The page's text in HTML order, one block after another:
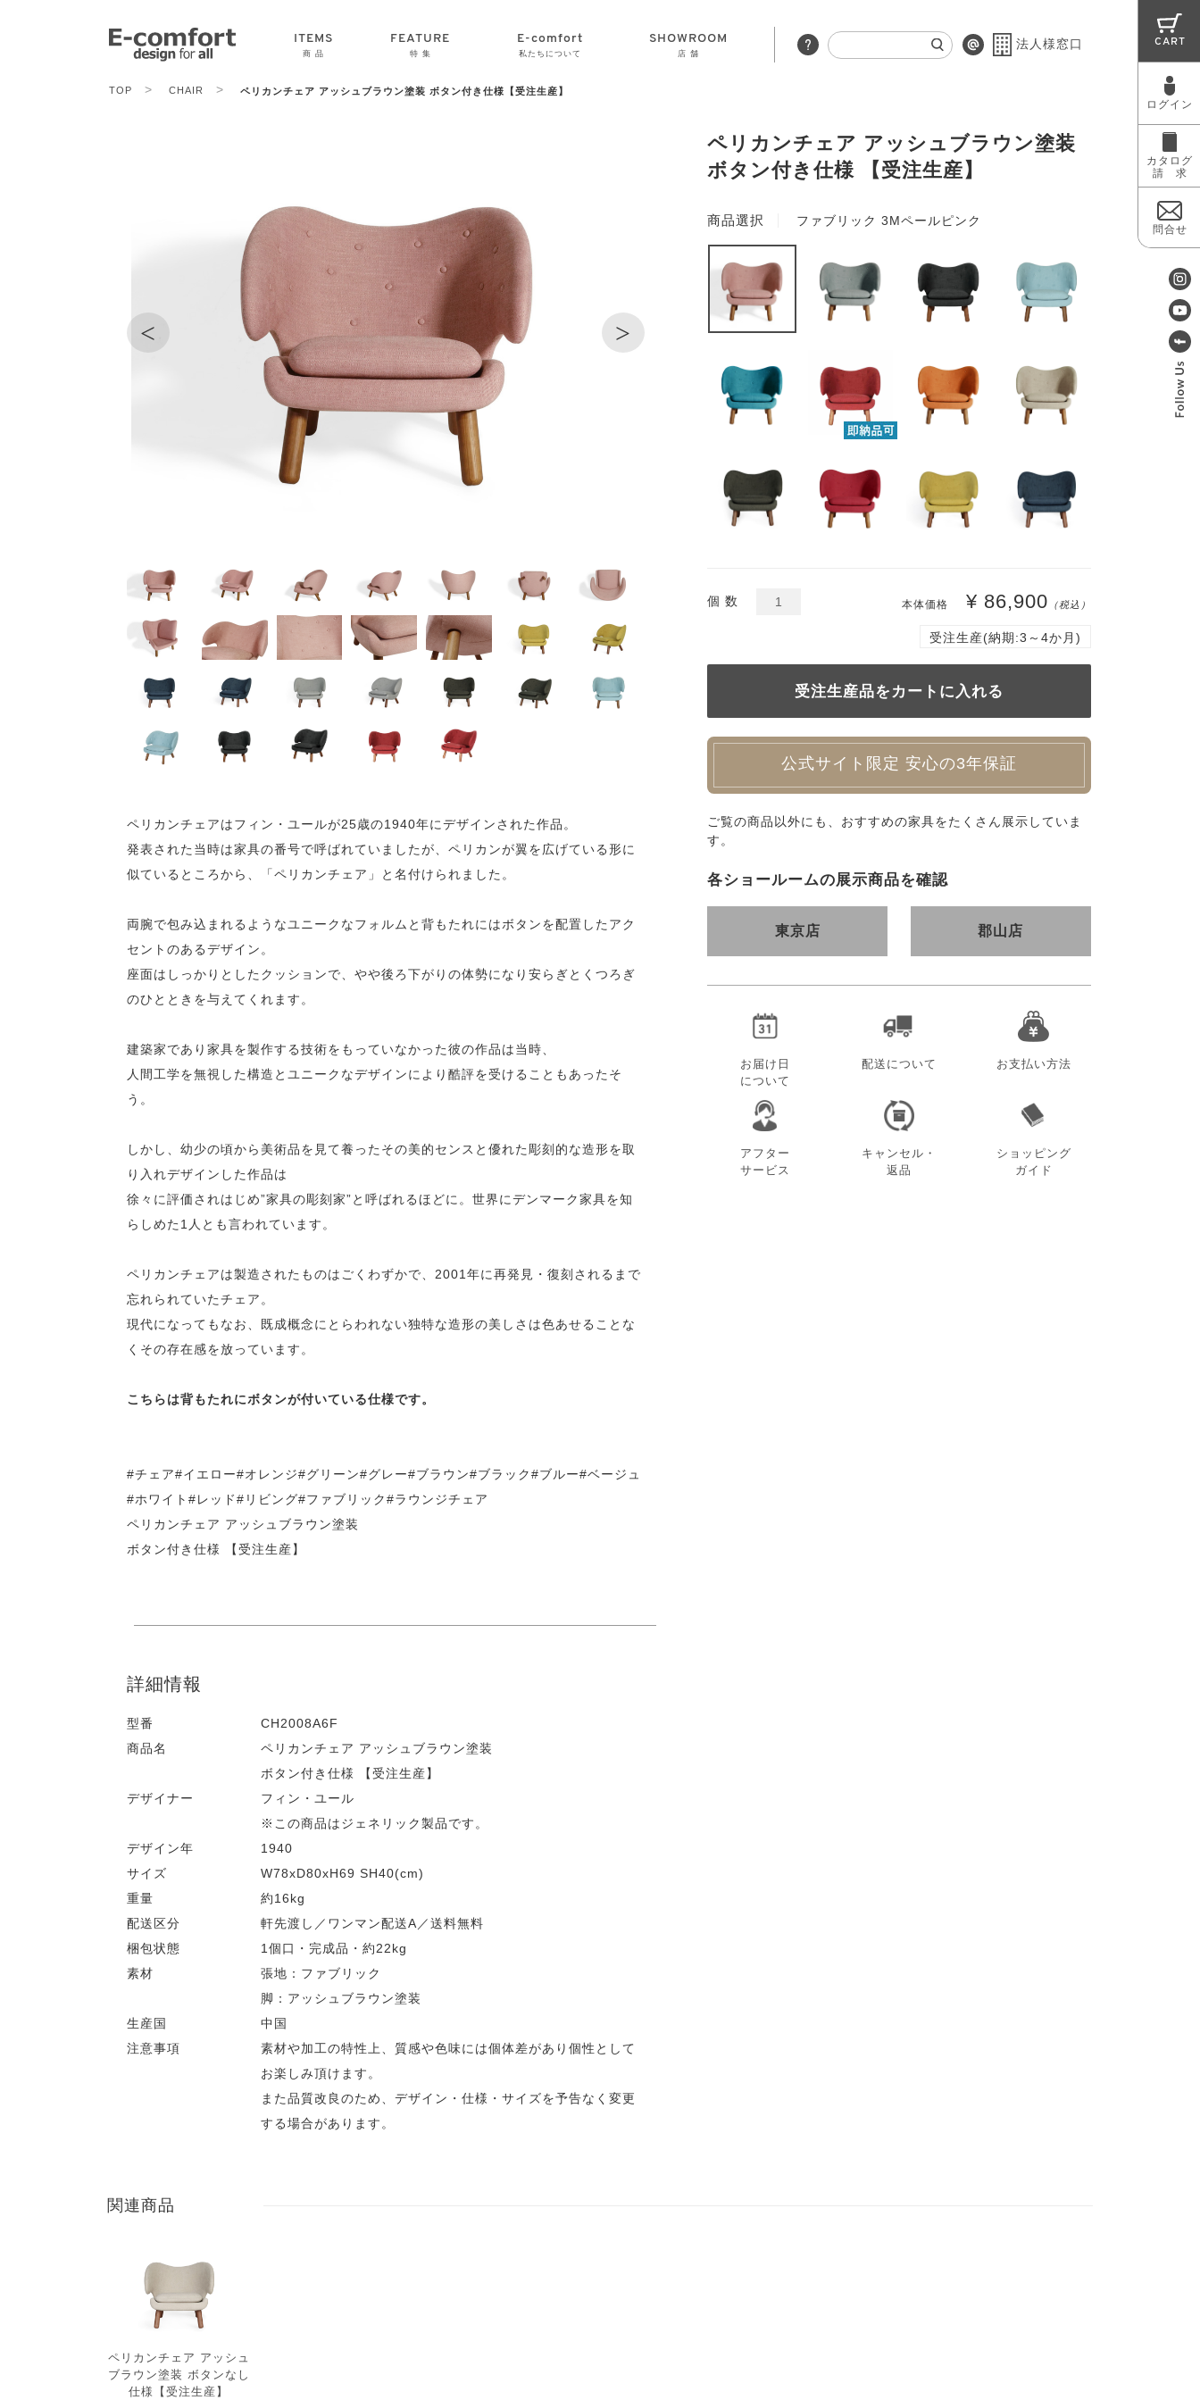
ITEMS
商 品
FEATURE
特 集
E-comfort
私たちについて
SHOWROOM
店 舗
法人様窓口 CART
ログイン
カタログ
請 求
問合せ
TOP > CHAIR > ペリカンチェア アッシュブラウン塗装 ボタン付き仕様【受注生産】
ペリカンチェア アッシュブラウン塗装
ボタン付き仕様 【受注生産】
< >
商品選択 ファブリック 3Mペールピンク
個 数 本体価格 ¥ 86,900 （税込）
受注生産(納期:3～4か月)
公式サイト限定 安心の3年保証
ご覧の商品以外にも、おすすめの家具をたくさん展示していま
す。
各ショールームの展示商品を確認
東京店 郡山店
お届け日
について
配送について お支払い方法
アフター
サービス
キャンセル・
返品
ショッピング
ガイド
ペリカンチェアはフィン・ユールが25歳の1940年にデザインされた作品。
発表された当時は家具の番号で呼ばれていましたが、ペリカンが翼を広げている形に
似ているところから、「ペリカンチェア」と名付けられました。
両腕で包み込まれるようなユニークなフォルムと背もたれにはボタンを配置したアク
セントのあるデザイン。
座面はしっかりとしたクッションで、やや後ろ下がりの体勢になり安らぎとくつろぎ
のひとときを与えてくれます。
建築家であり家具を製作する技術をもっていなかった彼の作品は当時、
人間工学を無視した構造とユニークなデザインにより酷評を受けることもあったそ
う。
しかし、幼少の頃から美術品を見て養ったその美的センスと優れた彫刻的な造形を取
り入れデザインした作品は
徐々に評価されはじめ”家具の彫刻家”と呼ばれるほどに。世界にデンマーク家具を知
らしめた1人とも言われています。
ペリカンチェアは製造されたものはごくわずかで、2001年に再発見・復刻されるまで
忘れられていたチェア。
現代になってもなお、既成概念にとらわれない独特な造形の美しさは色あせることな
くその存在感を放っています。
こちらは背もたれにボタンが付いている仕様です。
#チェア#イエロー#オレンジ#グリーン#グレー#ブラウン#ブラック#ブルー#ベージュ
#ホワイト#レッド#リビング#ファブリック#ラウンジチェア
ペリカンチェア アッシュブラウン塗装
ボタン付き仕様 【受注生産】
詳細情報
型番
CH2008A6F
商品名
ペリカンチェア アッシュブラウン塗装
ボタン付き仕様 【受注生産】
デザイナー
フィン・ユール
※この商品はジェネリック製品です。
デザイン年
1940
サイズ
W78xD80xH69 SH40(cm)
重量
約16kg
配送区分
軒先渡し／ワンマン配送A／送料無料
梱包状態
1個口・完成品・約22kg
素材
張地：ファブリック
脚：アッシュブラウン塗装
生産国
中国
注意事項
素材や加工の特性上、質感や色味には個体差があり個性として
お楽しみ頂けます。
また品質改良のため、デザイン・仕様・サイズを予告なく変更
する場合があります。
関連商品
ペリカンチェア アッシュ
ブラウン塗装 ボタンなし
仕様【受注生産】